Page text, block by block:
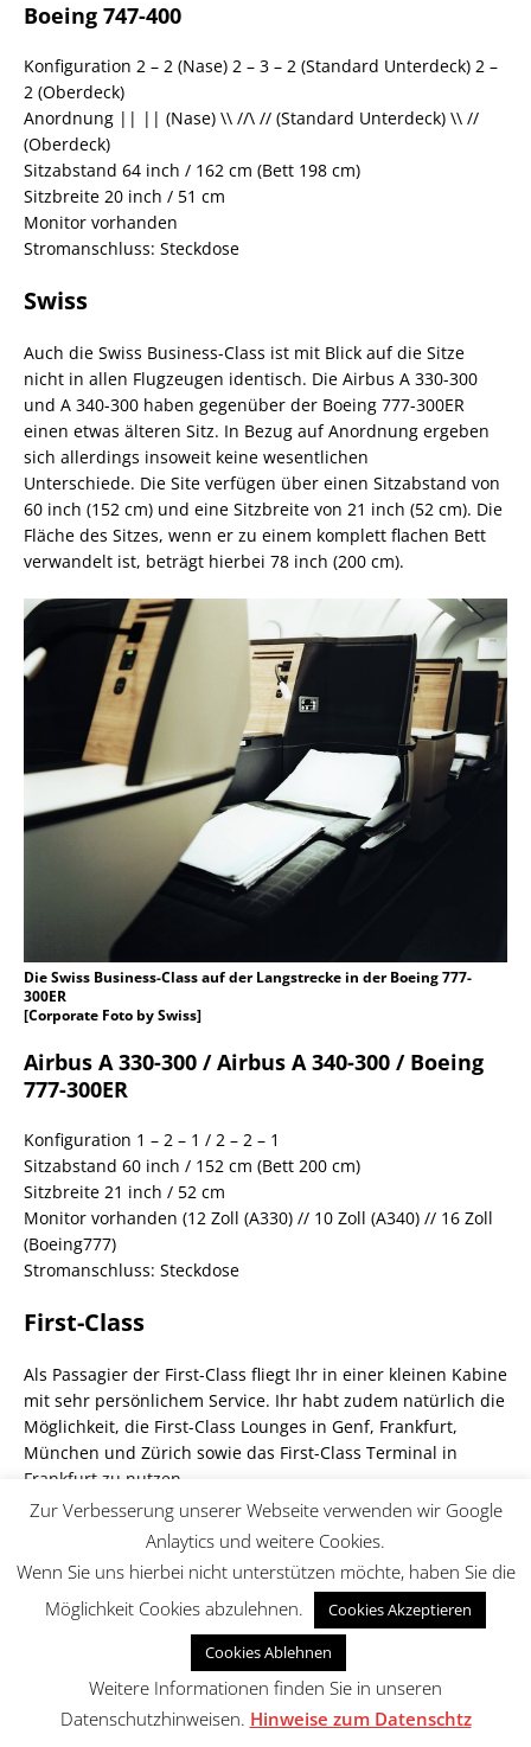
Boeing 747-400
Konfiguration 2 – 2 (Nase) 2 – 3 – 2 (Standard Unterdeck) 2 –
2 (Oberdeck)
Anordnung || || (Nase) \\ //\ // (Standard Unterdeck) \\ //
(Oberdeck)
Sitzabstand 64 inch / 162 cm (Bett 198 cm)
Sitzbreite 20 inch / 51 cm
Monitor vorhanden
Stromanschluss: Steckdose
Swiss
Auch die Swiss Business-Class ist mit Blick auf die Sitze
nicht in allen Flugzeugen identisch. Die Airbus A 330-300
und A 340-300 haben gegenüber der Boeing 777-300ER
einen etwas älteren Sitz. In Bezug auf Anordnung ergeben
sich allerdings insoweit keine wesentlichen
Unterschiede. Die Site verfügen über einen Sitzabstand von
60 inch (152 cm) und eine Sitzbreite von 21 inch (52 cm). Die
Fläche des Sitzes, wenn er zu einem komplett flachen Bett
verwandelt ist, beträgt hierbei 78 inch (200 cm).
Die Swiss Business-Class auf der Langstrecke in der Boeing 777-
300ER
[Corporate Foto by Swiss]
Airbus A 330-300 / Airbus A 340-300 / Boeing
777-300ER
Konfiguration 1 – 2 – 1 / 2 – 2 – 1
Sitzabstand 60 inch / 152 cm (Bett 200 cm)
Sitzbreite 21 inch / 52 cm
Monitor vorhanden (12 Zoll (A330) // 10 Zoll (A340) // 16 Zoll
(Boeing777)
Stromanschluss: Steckdose
First-Class
Als Passagier der First-Class fliegt Ihr in einer kleinen Kabine
mit sehr persönlichem Service. Ihr habt zudem natürlich die
Möglichkeit, die First-Class Lounges in Genf, Frankfurt,
München und Zürich sowie das First-Class Terminal in
Frankfurt zu nutzen.
Die First-Class ist gleichfalls in allen Flugzeugen der
Lufthansa im Wesentlichen gleich. Unterschiede ergeben
sich hingegen in der Art der Anordnung und der Lage. Der
Sitz bietet Euch jedenfalls einen Sitzabstand von 81 inch
(205 cm) und lässt sich in ein ebenso langes Bett
verwandelt. Die Sitzbreite beträgt demgegenüber
Zur Verbesserung unserer Webseite verwenden wir Google
Anlaytics und weitere Cookies.
Wenn Sie uns hierbei nicht unterstützen möchte, haben Sie die
Möglichkeit Cookies abzulehnen.
Cookies Akzeptieren
Cookies Ablehnen
Weitere Informationen finden Sie in unseren
Datenschutzhinweisen. Hinweise zum Datenschtz